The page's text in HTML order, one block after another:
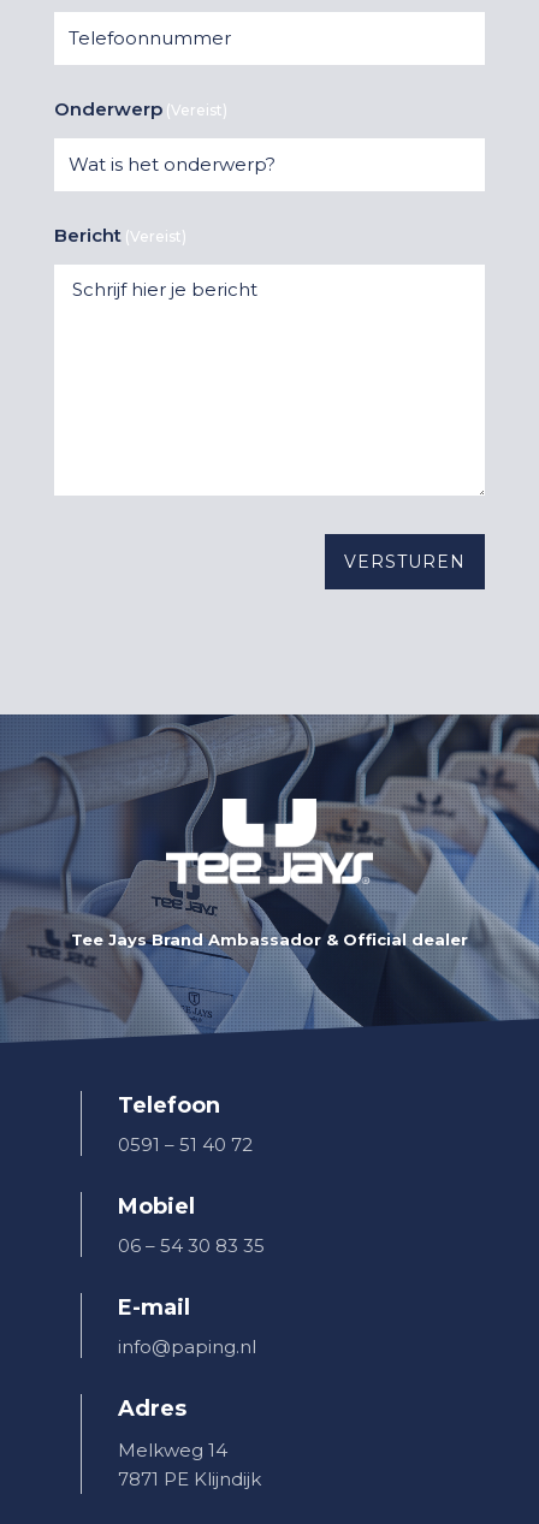
Onderwerp (Vereist)
Bericht (Vereist)
Tee Jays Brand Ambassador & Official dealer
Telefoon
0591 – 51 40 72
Mobiel
06 – 54 30 83 35
E-mail
info@paping.nl
Adres
Melkweg 14
7871 PE Klijndijk